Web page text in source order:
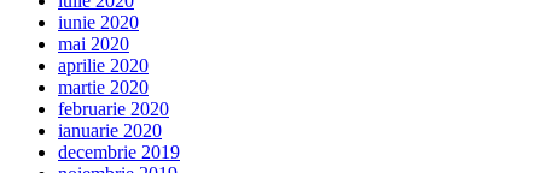
iunie 2020
mai 2020
aprilie 2020
martie 2020
februarie 2020
ianuarie 2020
decembrie 2019